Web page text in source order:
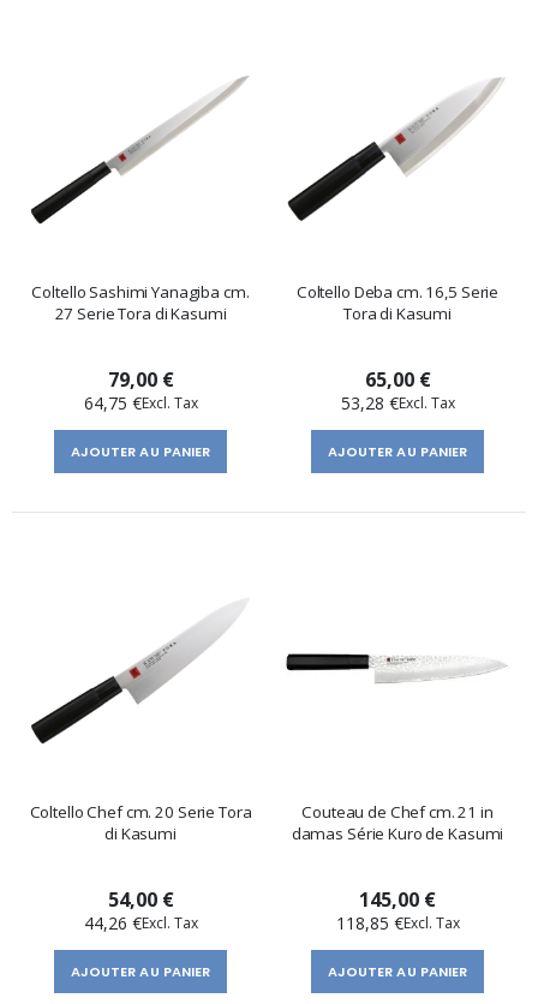
Coltello Sashimi Yanagiba cm.
27 Serie Tora di Kasumi
79,00 €
64,75 €
AJOUTER AU PANIER
Coltello Deba cm. 16,5 Serie
Tora di Kasumi
65,00 €
53,28 €
AJOUTER AU PANIER
Coltello Chef cm. 20 Serie Tora
di Kasumi
54,00 €
44,26 €
AJOUTER AU PANIER
Couteau de Chef cm. 21 in
damas Série Kuro de Kasumi
145,00 €
118,85 €
AJOUTER AU PANIER